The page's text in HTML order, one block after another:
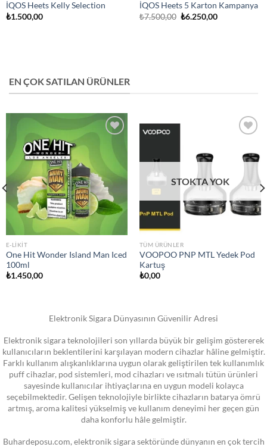
İQOS Heets Kelly Selection
₺1.500,00
İQOS Heets 5 Karton Kampanya
₺7.500,00 Orijinal
₺6.250,00Şu
EN ÇOK SATILAN ÜRÜNLER
wishlist
E-LIKIT
One Hit Wonder Island Man Iced
100ml
₺1.450,00
STOKTA YOK
TÜM ÜRÜNLER
VOOPOO PNP MTL Yedek Pod
Kartuş
₺0,00
Elektronik Sigara Dünyasının Güvenilir Adresi
Elektronik sigara teknolojileri son yıllarda büyük bir gelişim göstererek
kullanıcıların beklentilerini karşılayan modern cihazlar hâline gelmiştir.
Farklı kullanım alışkanlıklarına uygun olarak geliştirilen tek kullanımlık
puff cihazlar, pod sistemleri, mod cihazları ve ısıtmalı tütün ürünleri
sayesinde kullanıcılar ihtiyaçlarına en uygun modeli kolayca
seçebilmektedir. Gelişen teknolojiyle birlikte cihazların batarya ömrü
artmış, aroma kalitesi yükselmiş ve kullanım deneyimi her geçen gün
daha konforlu hâle gelmiştir.
Buhardeposu.com, elektronik sigara sektöründe dünyanın en çok tercih